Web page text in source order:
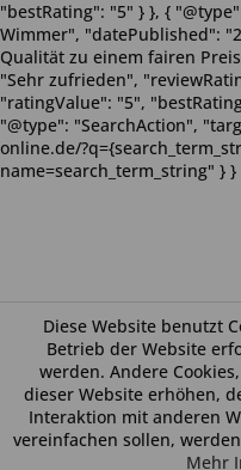
Diese Website benutzt
Betrieb der Website
werden. Andere
dieser Website erhöhen,
Interaktion mit anderen
vereinfachen sollen,
Mehr
"bestRating": "5" } }, {
Wimmer", "datePublished":
Qualität zu einem fairen
"Sehr zufrieden",
"ratingValue": "5",
"@type": "SearchAction",
online.de/
name=search_term_string" } }